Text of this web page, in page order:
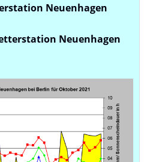
Neuenhagen
Neuenhagen